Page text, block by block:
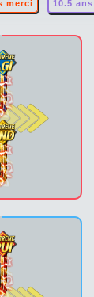
merci 10.5